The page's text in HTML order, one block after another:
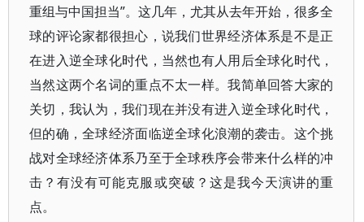
重组与中国担当”。这几年，尤其从去年开始，很多全
球的评论家都很担心，说我们世界经济体系是不是正
在进入逆全球化时代，当然也有人用后全球化时代，
当然这两个名词的重点不太一样。我简单回答大家的
关切，我认为，我们现在并没有进入逆全球化时代，
但的确，全球经济面临逆全球化浪潮的袭击。这个挑
战对全球经济体系乃至于全球秩序会带来什么样的冲
击？有没有可能克服或突破？这是我今天演讲的重
点。